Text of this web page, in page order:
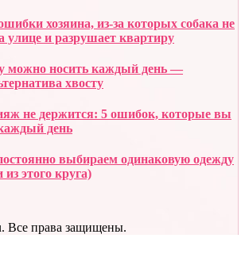
хозяина, из-за которых собака не
улице и разрушает квартиру
можно носить каждый день —
хвосту
не держится: 5 ошибок, которые вы
день
выбираем одинаковую одежду
этого круга)
Все права защищены.